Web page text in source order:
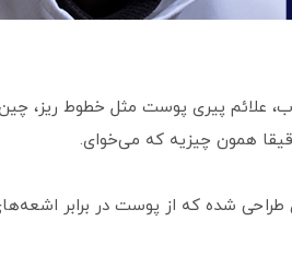
علائم پیری پوست مثل خطوط ریز،